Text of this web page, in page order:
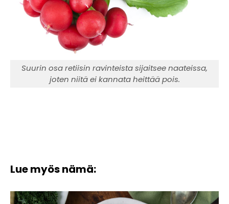
Suurin osa retiisin ravinteista sijaitsee naateissa,
joten niitä ei kannata heittää pois.
Lue myös nämä: